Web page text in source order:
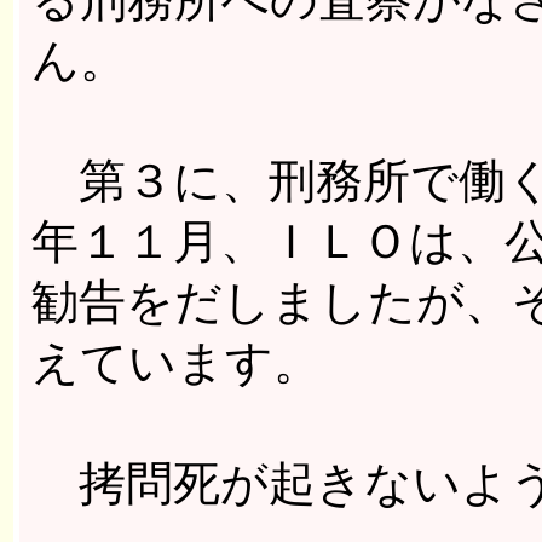
ん。
第３に、刑務所で働
年１１月、ＩＬＯは、
勧告をだしましたが、
えています。
拷問死が起きないよ